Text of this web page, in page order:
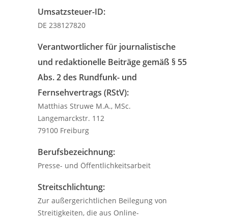
Umsatzsteuer-ID:
DE 238127820
Verantwortlicher für journalistische
und redaktionelle Beiträge gemäß § 55
Abs. 2 des Rundfunk- und
Fernsehvertrags (RStV):
Matthias Struwe M.A., MSc.
Langemarckstr. 112
79100 Freiburg
Berufsbezeichnung:
Presse- und Öffentlichkeitsarbeit
Streitschlichtung:
Zur außergerichtlichen Beilegung von
Streitigkeiten, die aus Online-